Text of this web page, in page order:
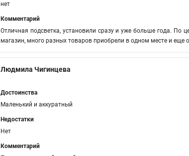
нет
Комментарий
Отличная подсветка, установили сразу и уже больше года. По
магазин, много разных товаров приобрели в одном месте и еще
Людмила Чигинцева
Достоинства
Маленький и аккуратный
Недостатки
Нет
Комментарий